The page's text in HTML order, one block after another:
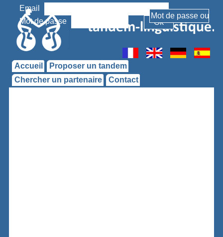
Email
Mot de passe
Accueil
Proposer un tandem
Chercher un partenaire
Contact